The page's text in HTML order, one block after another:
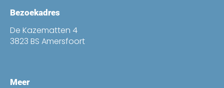
Bezoekadres
De Kazematten 4
3823 BS Amersfoort
Meer